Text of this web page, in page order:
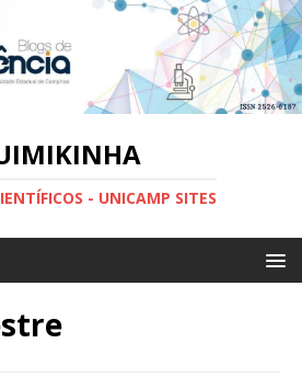
de ferramentas
- UNICAMP SITES